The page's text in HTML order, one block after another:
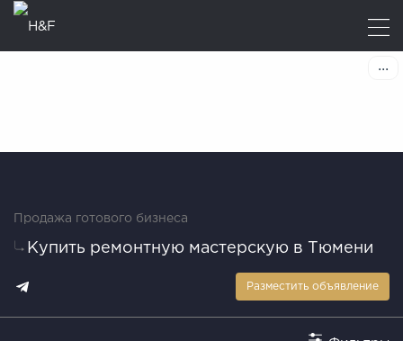
Продажа готового бизнеса
Купить ремонтную мастерскую в Тюмени
Разместить объявление